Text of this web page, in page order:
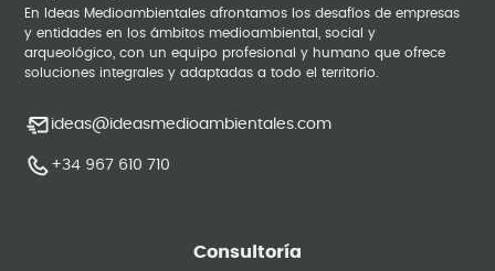
En Ideas Medioambientales afrontamos los desafíos de empresas
y entidades en los ámbitos medioambiental, social y
arqueológico, con un equipo profesional y humano que ofrece
soluciones integrales y adaptadas a todo el territorio.
ideas@ideasmedioambientales.com
+34 967 610 710
Consultoría